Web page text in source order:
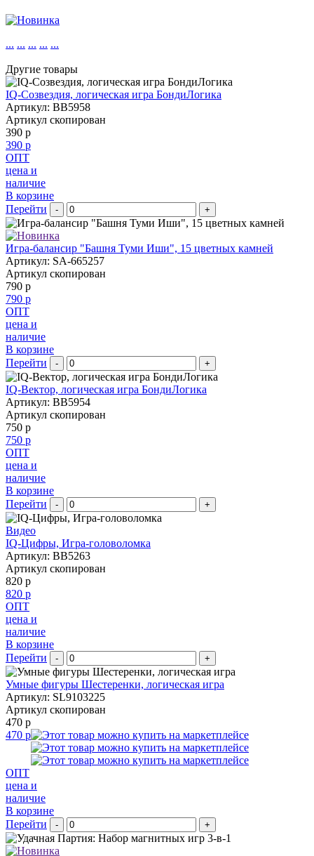
... ... ... ... ...
Другие товары
IQ-Созвездия, логическая игра БондиЛогика
Артикул: BB5958
Артикул скопирован
390 р
390 р
ОПТ
цена и
наличие
В корзине
Перейти
- +
Игра-балансир "Башня Туми Иши", 15 цветных камней
Артикул: SA-665257
Артикул скопирован
790 р
790 р
ОПТ
цена и
наличие
В корзине
Перейти
- +
IQ-Вектор, логическая игра БондиЛогика
Артикул: BB5954
Артикул скопирован
750 р
750 р
ОПТ
цена и
наличие
В корзине
Перейти
- +
Видео
IQ-Цифры, Игра-головоломка
Артикул: BB5263
Артикул скопирован
820 р
820 р
ОПТ
цена и
наличие
В корзине
Перейти
- +
Умные фигуры Шестеренки, логическая игра
Артикул: SL9103225
Артикул скопирован
470 р
470 р
ОПТ
цена и
наличие
В корзине
Перейти
- +